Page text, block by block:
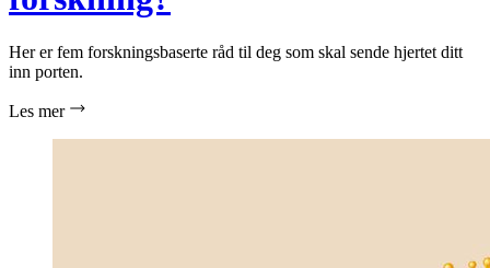
Her er fem forskningsbaserte råd til deg som skal sende hjertet ditt
inn porten.
Les mer